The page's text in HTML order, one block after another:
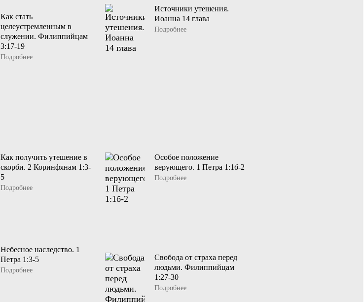
Как стать
целеустремленным в
служении. Филиппийцам
3:17-19
Подробнее
Источники утешения.
Иоанна 14 глава
Подробнее
Как получить утешение в
скорби. 2 Коринфянам 1:3-
5
Подробнее
Особое положение
верующего. 1 Петра 1:1б-2
Подробнее
Небесное наследство. 1
Петра 1:3-5
Подробнее
Свобода от страха перед
людьми. Филиппийцам
1:27-30
Подробнее